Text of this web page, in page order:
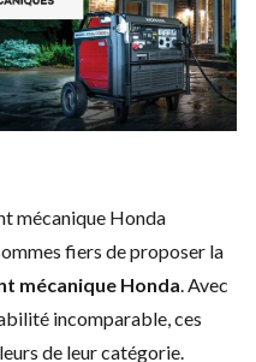
mécanique Honda
fiers de proposer la
mécanique Honda. Avec
incomparable, ces
de leur catégorie.